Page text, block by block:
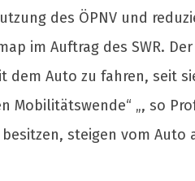
des ÖPNV und
im Auftrag des SWR.
Auto zu fahren, seit
„, so
steigen vom Auto